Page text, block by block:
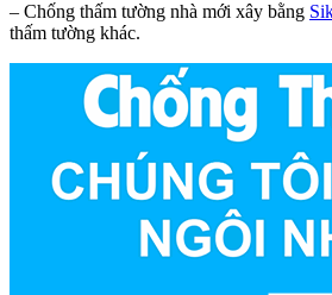
– Chống thấm tường nhà mới xây bằng
thấm tường khác.